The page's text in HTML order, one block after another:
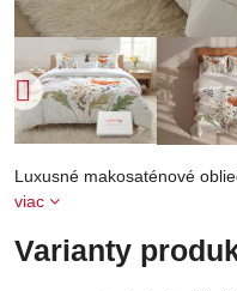
Luxusné makosaténové
viac
Varianty